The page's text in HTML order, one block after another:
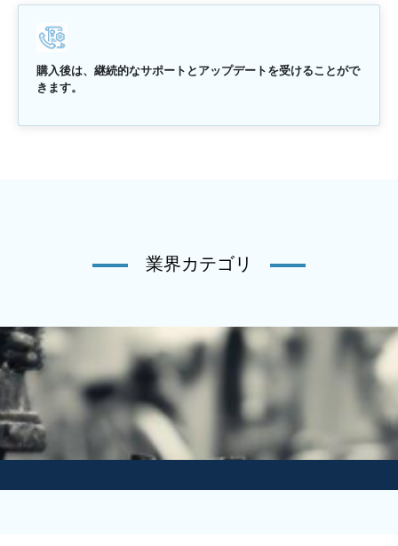
購入後は、継続的なサポートとアップデートを受けることがで
きます。
業界カテゴリ